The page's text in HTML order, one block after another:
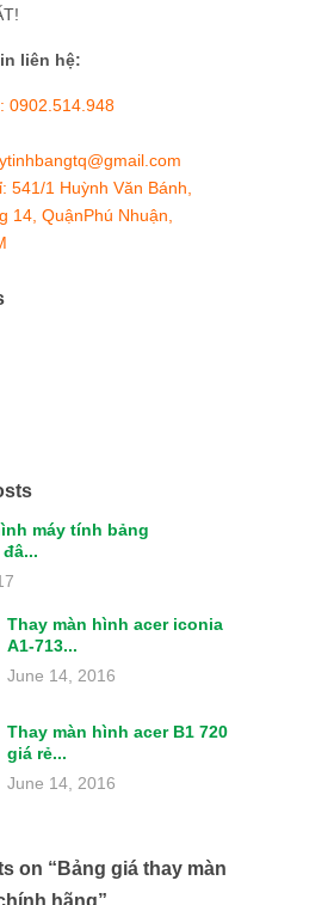
liên hệ:
0902.514.948
541/1 Huỳnh Văn Bánh,
14, QuậnPhú Nhuận,
máy tính bảng
Thay màn hình acer iconia
A1-713...
June 14, 2016
Thay màn hình acer B1 720
giá rẻ...
June 14, 2016
on “ Bảng giá thay màn